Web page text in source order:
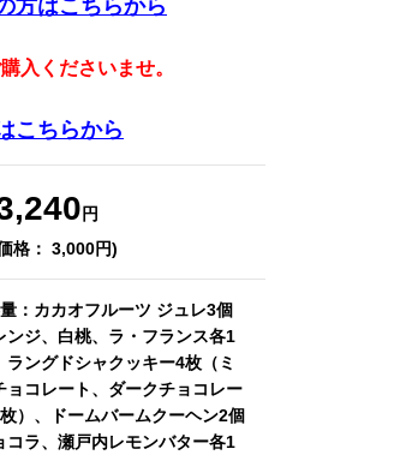
方はこちらから
入くださいませ。
こちらから
円
格： 3,000円)
：カカオフルーツ ジュレ3個
ンジ、白桃、ラ・フランス各1
ラングドシャクッキー4枚（ミ
ョコレート、ダークチョコレー
枚）、ドームバームクーヘン2個
コラ、瀬戸内レモンバター各1